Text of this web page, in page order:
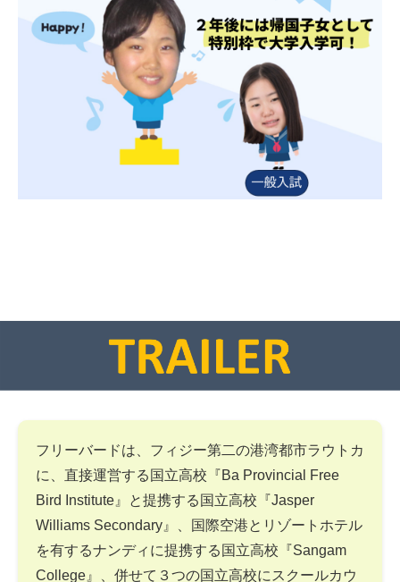
フリーバードは、フィジー第二の港湾都市ラウトカ
に、直接運営する国立高校『Ba Provincial Free
Bird Institute』と提携する国立高校『Jasper
Williams Secondary』、国際空港とリゾートホテル
を有するナンディに提携する国立高校『Sangam
College』、併せて３つの国立高校にスクールカウ